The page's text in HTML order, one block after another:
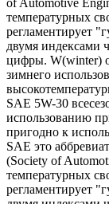
of Automotive
температурных
регламентирует
двумя индексами
цифры. W(winter)
зимнего
SAE 5W-30
использованию
пригодно к
SAE это
(Society of
температурных
регламентирует